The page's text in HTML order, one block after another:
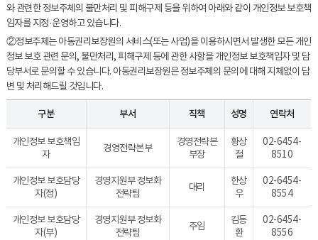
와 관련한 정보주체의 불만처리 및 피해구제 등을 위하여 아래와 같이 개인정보 보호책
임자를 지정·운영하고 있습니다.
②정보주체는 아동권리보장원의 서비스(또는 사업)을 이용하시면서 발생한 모든 개인
정보 보호 관련 문의, 불만처리, 피해구제 등에 관한 사항을 개인정보 보호책임자 및 담
당부서로 문의할 수 있습니다. 아동권리보장원은 정보주체의 문의에 대해 지체없이 답
변 및 처리해드릴 것입니다.
구분 부서 직책 성명 연락처
개인정보 보호책임
자
경영전략본부
경영전략본
부장
황상
철
02-6454-
8510
개인정보 보호담당
자(정)
경영지원부 정보화
전략팀
대리
한상
우
02-6454-
8554
개인정보 보호담당
자(부)
경영지원부 정보화
전략팀
주임
김동
환
02-6454-
8556